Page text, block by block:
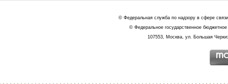
© Федеральная служба по надзору в сфере
© Федеральное государственное
107553, Москва, ул. Большая